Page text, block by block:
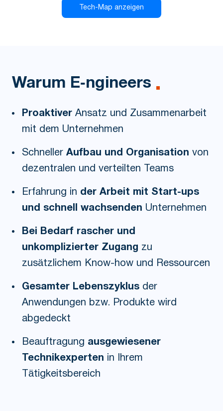
Tech-Map anzeigen
Warum E‑ngineers
Proaktiver Ansatz und Zusammenarbeit
mit dem Unternehmen
Schneller Aufbau und Organisation von
dezentralen und verteilten Teams
Erfahrung in der Arbeit mit Start-ups
und schnell wachsenden Unternehmen
Bei Bedarf rascher und
unkomplizierter Zugang zu
zusätzlichem Know-how und Ressourcen
Gesamter Lebenszyklus der
Anwendungen bzw. Produkte wird
abgedeckt
Beauftragung ausgewiesener
Technikexperten in Ihrem
Tätigkeitsbereich